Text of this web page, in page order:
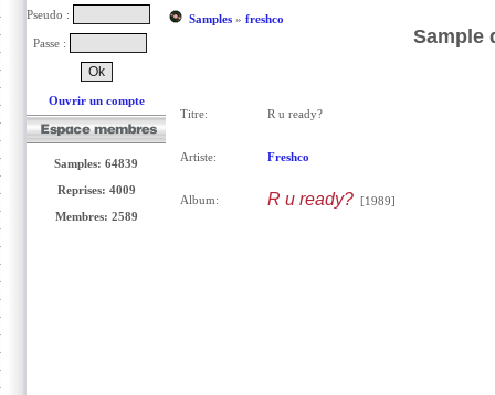
Pseudo :
Passe :
Ouvrir un compte
Samples: 64839
Reprises: 4009
Membres: 2589
Samples» freshco
Sample
Titre: R u ready?
Artiste: Freshco
Album: R u ready?[1989]